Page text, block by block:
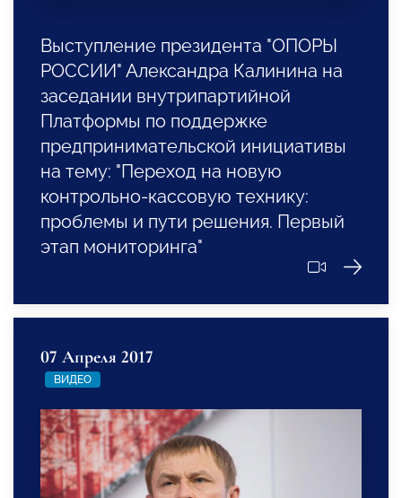
Выступление президента "ОПОРЫ
РОССИИ" Александра Калинина на
заседании внутрипартийной
Платформы по поддержке
предпринимательской инициативы
на тему: "Переход на новую
контрольно-кассовую технику:
проблемы и пути решения. Первый
этап мониторинга"
07 Апреля 2017
ВИДЕО